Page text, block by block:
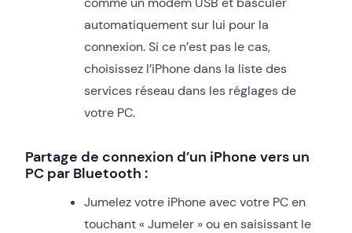
automatiquement sur lui pour la
connexion. Si ce n’est pas le cas,
choisissez l’iPhone dans la liste des
services réseau dans les réglages de
votre PC.
Partage de connexion d’un iPhone vers un
PC par Bluetooth :
Jumelez votre iPhone avec votre PC en
touchant « Jumeler » ou en saisissant le